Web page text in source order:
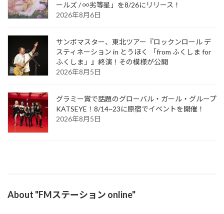
ールズ / ∞劣等星」を8/26にリリース！
2026年8月6日
サンボマスター、東北ツアー『ロックンロール デ
スティネーション in とうほく 「from ふくしま for
ふくしま」』終演！その模様が公開
2026年8月5日
グラミー賞で話題のグローバル・ガール・グループ
KATSEYE！8/14~23に原宿でイベントを開催！
2026年8月5日
About "FMステーション online"